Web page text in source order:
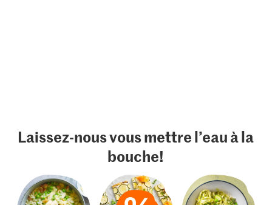
Laissez-nous vous mettre l’eau à la
bouche!